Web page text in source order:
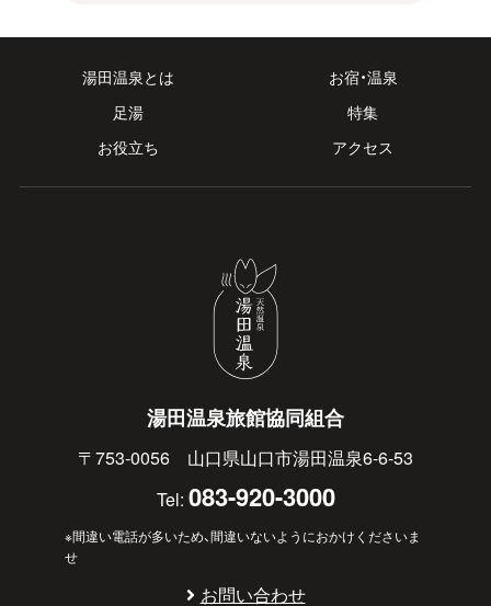
湯田温泉とは
お宿・温泉
足湯
特集
お役立ち
アクセス
湯田温泉旅館協同組合
〒753-0056 山口県山口市湯田温泉6-6-53
Tel: 083-920-3000
※間違い電話が多いため、間違いないようにおかけくださいま
せ
お問い合わせ